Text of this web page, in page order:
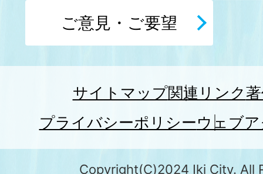
ご意見・ご要望
サイトマップ関連リンク
プライバシーポリシーウェブ
Copyright(C)2024 Iki City. All